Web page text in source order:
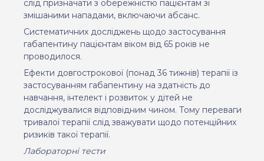
слід призначати з обережністю пацієнтам зі
змішаними нападами, включаючи абсанс.
Систематичних досліджень щодо застосування
габапентину пацієнтам віком від 65 років не
проводилося.
Ефекти довгострокової (понад 36 тижнів) терапії із
застосуванням габапентину на здатність до
навчання, інтелект і розвиток у дітей не
досліджувалися відповідним чином. Тому переваги
тривалої терапії слід зважувати щодо потенційних
ризиків такої терапії.
Лабораторні тести